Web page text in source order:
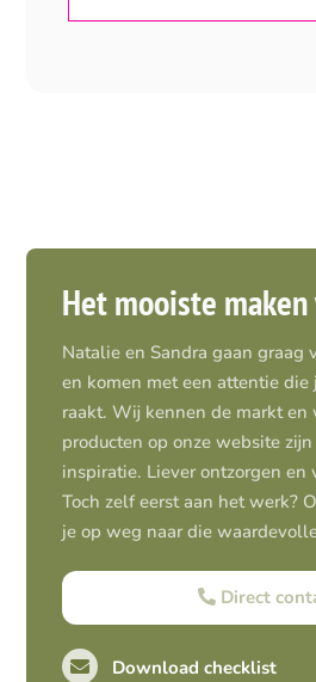
Het mooiste
Natalie en Sandra gaan graag
en komen met een attentie
raakt. Wij kennen de markt en
producten op onze website
inspiratie. Liever ontzorgen en
Toch zelf eerst aan het werk?
je op weg naar die
Direct
Download checklist